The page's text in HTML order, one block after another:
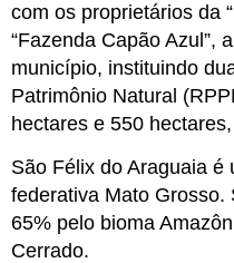
com os proprietários da
“Fazenda Capão Azul”,
município, instituindo
Patrimônio Natural
hectares e 550
São Félix do Araguaia
federativa Mato Grosso.
65% pelo bioma
Cerrado.